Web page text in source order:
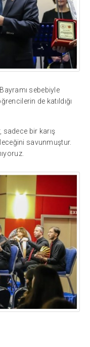
sebebiyle
de katıldığı
bir karış
savunmuştur.